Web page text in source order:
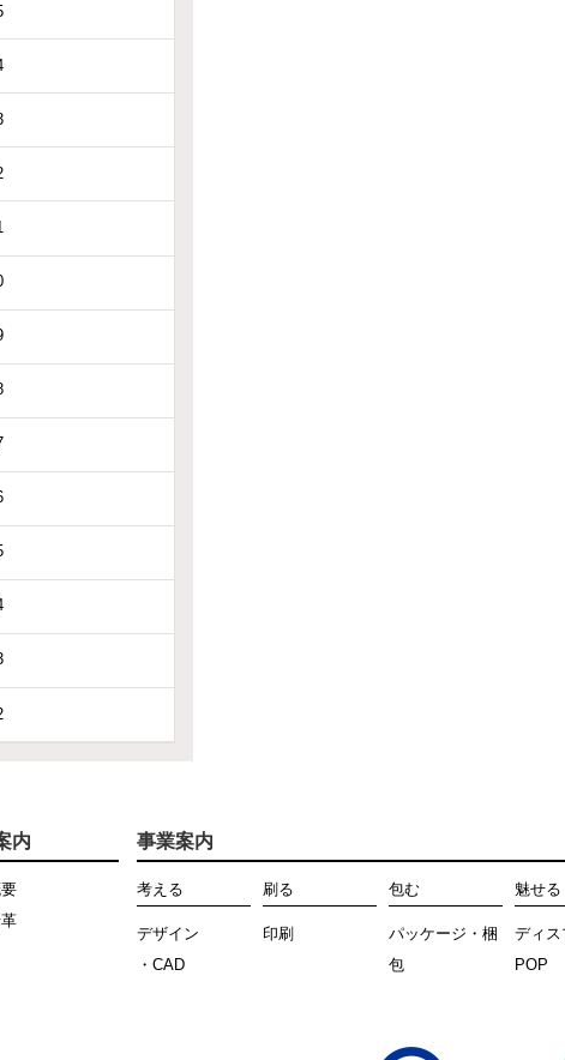
内 事業案内
考える
デザイン
・CAD
刷る
印刷
包む
パッケージ・梱
包
魅せる
ディス
POP